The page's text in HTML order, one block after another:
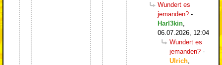
Wundert es
jemanden? -
Harl3kin
06.07.2026, 12:04
Wundert es
jemanden? -
Ulrich